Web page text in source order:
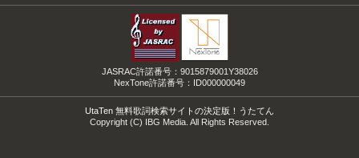
JASRAC許諾番号：9015879001Y38026
NexTone許諾番号：ID000000049
UtaTen 無料歌詞検索サイトの決定版！うたてん
Copyright (C) IBG Media. All Rights Reserved.